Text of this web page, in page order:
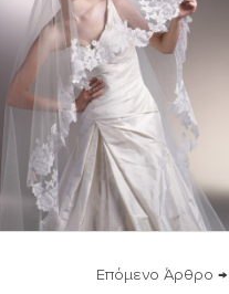
Επόμενο Άρθρο →